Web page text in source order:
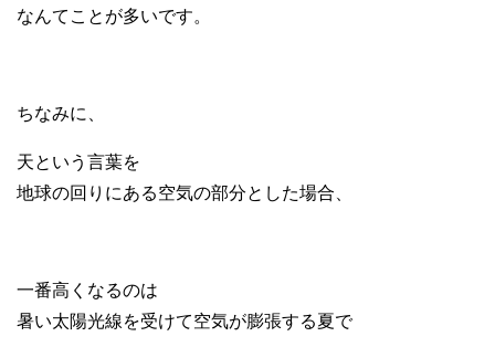
なんてことが多いです。
ちなみに、
天という言葉を
地球の回りにある空気の部分とした場合、
一番高くなるのは
暑い太陽光線を受けて空気が膨張する夏で